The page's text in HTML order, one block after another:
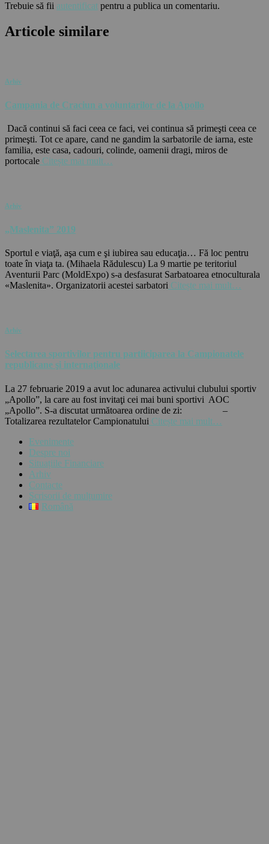
Trebuie să fii autentificat pentru a publica un comentariu.
Articole similare
Arhiv
Campania de Craciun a voluntarilor de la Apollo
Dacă continui să faci ceea ce faci, vei continua să primeşti ceea ce
primeşti. Tot ce apare, cand ne gandim la sarbatorile de iarna, este
familia, este casa, cadouri, colinde, oamenii dragi, miros de
portocale Citește mai mult…
Arhiv
„Maslenita” 2019
Sportul e viaţă, aşa cum e şi iubirea sau educaţia… Fă loc pentru
toate în viaţa ta. (Mihaela Rădulescu) La 9 martie pe teritoriul
Aventurii Parc (MoldExpo) s-a desfasurat Sarbatoarea etnoculturala
«Maslenita». Organizatorii acestei sarbatori Citește mai mult…
Arhiv
Selectarea sportivilor pentru partiiciparea la Campionatele
republicane şi internaţionale
La 27 februarie 2019 a avut loc adunarea activului clubului sportiv
„Apollo”, la care au fost invitaţi cei mai buni sportivi AOC
„Apollo”. S-a discutat următoarea ordine de zi: –
Totalizarea rezultatelor Campionatului Citește mai mult…
Evenimente
Despre noi
Situațiile Financiare
Arhiv
Contacte
Scrisorii de mulțumire
Română